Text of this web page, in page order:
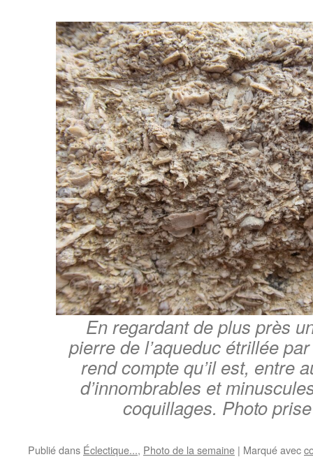
En regardant de plus près
pierre de l’aqueduc étrillée
rend compte qu’il est, entre
d’innombrables et
coquillages. Photo
Publié dans Éclectique..., Photo de la semaine | Marqué avec